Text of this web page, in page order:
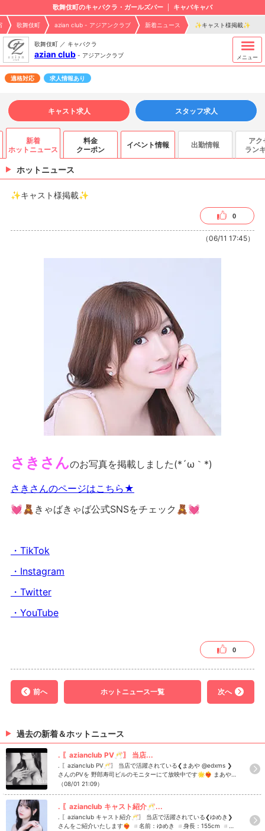
歌舞伎町のキャバクラ・ガールズバー キャバキャバ
歌舞伎町 azian club - アジアンクラブ 新着ニュース ✨キャスト様掲載✨
歌舞伎町 ／ キャバクラ
azian club - アジアンクラブ メニュー
適格対応 求人情報あり
キャスト求人 スタッフ求人
新着
ホットニュース
料金
クーポン
イベント情報 出勤情報
アク
ラン
ホットニュース
✨キャスト様掲載✨
0
（06/11 17:45）
さきさんのお写真を掲載しました(*´ω｀*)
さきさんのページはこちら★
💓🧸きゃばきゃば公式SNSをチェック🧸💓
・TikTok
・Instagram
・Twitter
・YouTube
0
前へ ホットニュース一覧 次へ
過去の新着＆ホットニュース
. 〖azianclub PV🥂〗 当店...
. 〖azianclub PV🥂〗 当店で活躍されている❮まあや @edxms ❯
さんのPVを 野郎寿司ビルのモニターにて放映中です🌟❤️‍🔥 まあや
さん以外に店内も撮影してますので、ぜひご覧ください🥰⁡ ⁡ aziancl
ある方はお気軽にDMをしてください✉️✨ #azianclub #アジアン
クラブ #キャバクラ #シャンパン #歌舞伎町キャバクラ Instagram
で記事を開くazian clubさんのインスタのフォローといいね！もお
（08/01 21:09）
. 〖azianclub キャスト紹介🥂...
. 〖azianclub キャスト紹介🥂〗 当店で活躍されている❮ゆめき❯
さんをご紹介いたします❤️‍🔥 ◽️名前：ゆめき ◽️身長：155cm ◽️誕